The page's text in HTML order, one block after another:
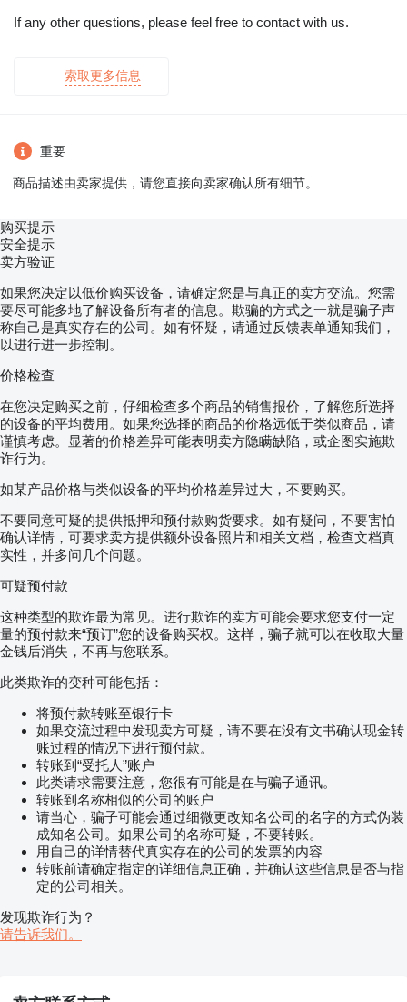
If any other questions, please feel free to contact with us.
索取更多信息
重要
商品描述由卖家提供，请您直接向卖家确认所有细节。
购买提示
安全提示
卖方验证
如果您决定以低价购买设备，请确定您是与真正的卖方交流。您需
要尽可能多地了解设备所有者的信息。欺骗的方式之一就是骗子声
称自己是真实存在的公司。如有怀疑，请通过反馈表单通知我们，
以进行进一步控制。
价格检查
在您决定购买之前，仔细检查多个商品的销售报价，了解您所选择
的设备的平均费用。如果您选择的商品的价格远低于类似商品，请
谨慎考虑。显著的价格差异可能表明卖方隐瞒缺陷，或企图实施欺
诈行为。
如某产品价格与类似设备的平均价格差异过大，不要购买。
不要同意可疑的提供抵押和预付款购货要求。如有疑问，不要害怕
确认详情，可要求卖方提供额外设备照片和相关文档，检查文档真
实性，并多问几个问题。
可疑预付款
这种类型的欺诈最为常见。进行欺诈的卖方可能会要求您支付一定
量的预付款来“预订”您的设备购买权。这样，骗子就可以在收取大量
金钱后消失，不再与您联系。
此类欺诈的变种可能包括：
将预付款转账至银行卡
如果交流过程中发现卖方可疑，请不要在没有文书确认现金转
账过程的情况下进行预付款。
转账到“受托人”账户
此类请求需要注意，您很有可能是在与骗子通讯。
转账到名称相似的公司的账户
请当心，骗子可能会通过细微更改知名公司的名字的方式伪装
成知名公司。如果公司的名称可疑，不要转账。
用自己的详情替代真实存在的公司的发票的内容
转账前请确定指定的详细信息正确，并确认这些信息是否与指
定的公司相关。
发现欺诈行为？
请告诉我们。